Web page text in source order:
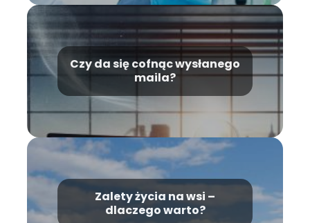
Czy da się cofnąc wysłanego
maila?
Zalety życia na wsi –
dlaczego warto?